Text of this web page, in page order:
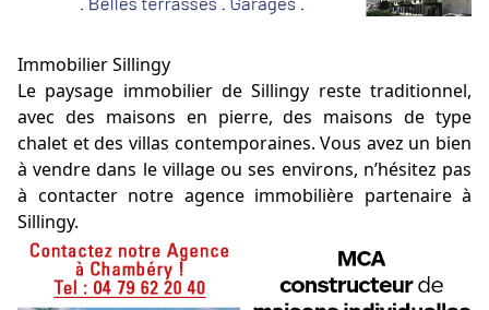
Immobilier Sillingy
Le paysage immobilier de Sillingy reste traditionnel,
avec des maisons en pierre, des maisons de type
chalet et des villas contemporaines. Vous avez un bien
à vendre dans le village ou ses environs, n’hésitez pas
à contacter notre agence immobilière partenaire à
Sillingy.